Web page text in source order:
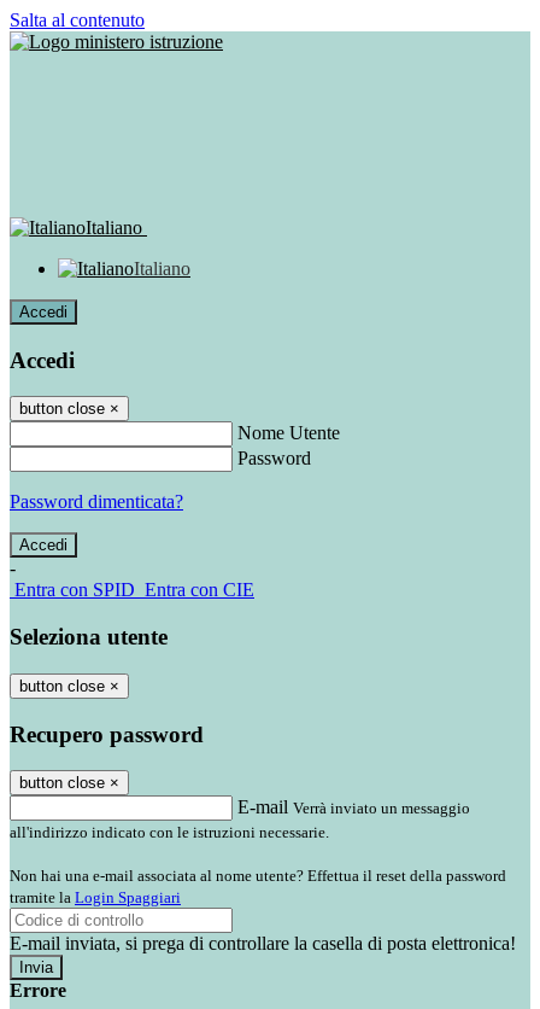
Salta al contenuto
Italiano
Italiano
Accedi
Accedi
button close ×
Nome Utente
Password
Password dimenticata?
-
Entra con SPID Entra con CIE
Seleziona utente
button close ×
Recupero password
button close ×
E-mail Verrà inviato un messaggio
all'indirizzo indicato con le istruzioni necessarie.
Non hai una e-mail associata al nome utente? Effettua il reset della password
tramite la Login Spaggiari
E-mail inviata, si prega di controllare la casella di posta elettronica!
Errore